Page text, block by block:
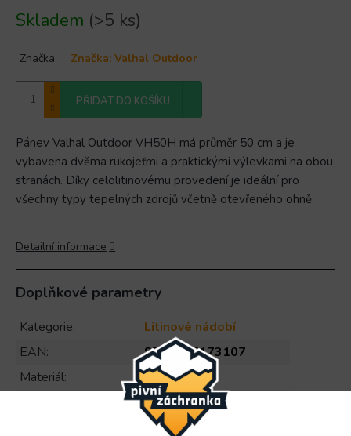
cena:
Skladem (>5 ks)
Značka Značka: Valhal Outdoor
PŘIDAT DO KOŠÍKU
Pánev Valhal Outdoor VH50H má průměr 50 cm a je
vybavena dvěma rukojeťmi a praktickými výlevkami na obou
stranách. Díky celolitinovému provedení je ideální pro
všechny typy tepelných zdrojů včetně otevřeného ohně.
Detailní informace
Doplňkové parametry
Kategorie:
Litinové nádobí
EAN:
8719327173107
Materiál:
Litina
Počet kusů v balení:
1
Ne